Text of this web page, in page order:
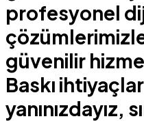
profesyonel
güvenilir
Baskı
yanınızdayız,